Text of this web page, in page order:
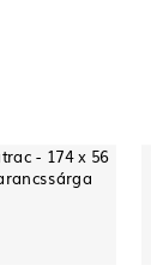
- 174 x 56